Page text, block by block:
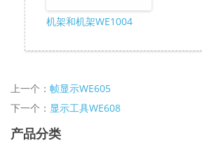
机架和机架WE1004
上一个： 帧显示WE605
下一个： 显示工具WE608
产品分类